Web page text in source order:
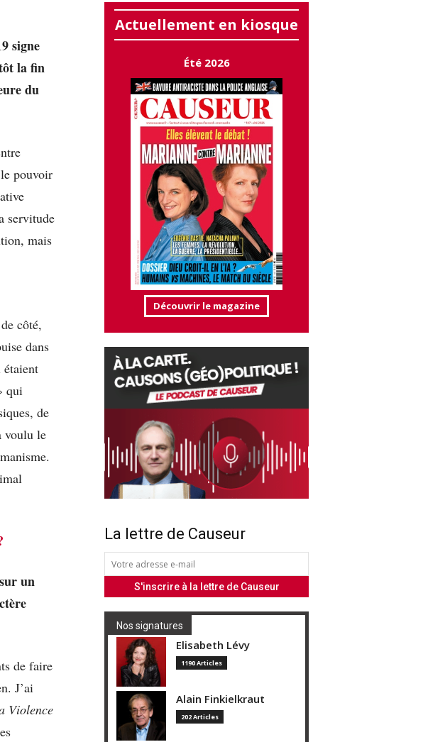
signe
la fin
du
pouvoir
servitude
mais
côté,
dans
étaient
qui
de
voulu le
un
de faire
J’ai
Violence
Actuellement en kiosque
Été 2026
Découvrir le magazine
La lettre de Causeur
Nos signatures
Elisabeth Lévy
1190 Articles
Alain Finkielkraut
202 Articles